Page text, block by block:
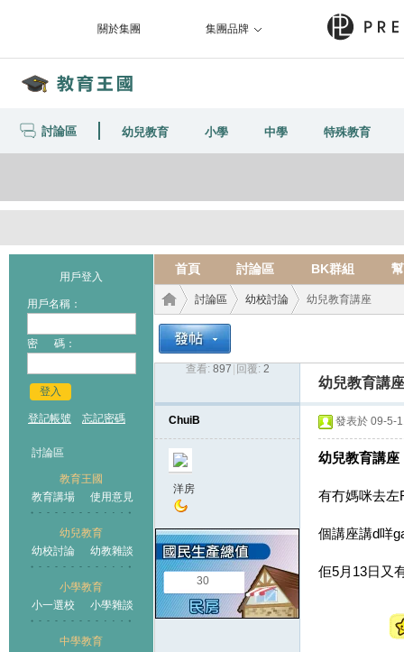
關於集團 集團品牌
討論區 幼兒教育 小學 中學 特殊教育
用戶登入
用戶名稱：
密 碼：
登入
登記帳號 忘記密碼
討論區
教育王國
教育講場
使用意見
幼兒教育
幼校討論
幼教雜談
小學教育
小一選校
小學雜談
中學教育
首頁 討論區 BK群組
王國
討論區
›
幼校討論 幼兒教育講座
查看: 897 回覆: 2
幼兒教育講座
ChuiB
洋房
30
發表於 09-5-
幼兒教育講座
有冇媽咪去左
個講座講d咩
佢5月13日又